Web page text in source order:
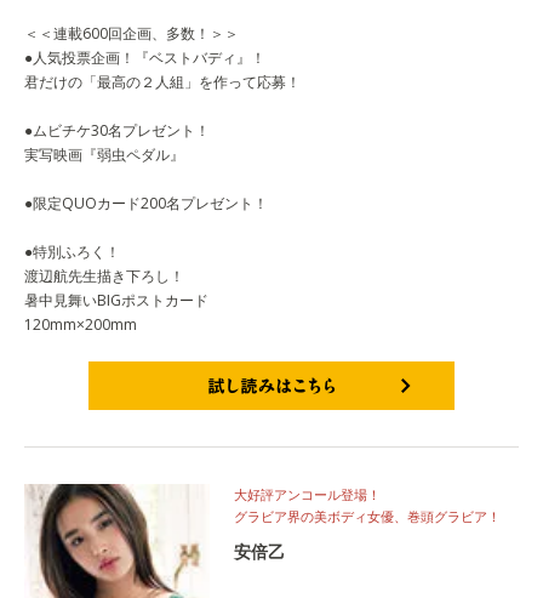
＜＜連載600回企画、多数！＞＞
●人気投票企画！『ベストバディ』！
君だけの「最高の２人組」を作って応募！
●ムビチケ30名プレゼント！
実写映画『弱虫ペダル』
●限定QUOカード200名プレゼント！
●特別ふろく！
渡辺航先生描き下ろし！
暑中見舞いBIGポストカード
120mm×200mm
大好評アンコール登場！
グラビア界の美ボディ女優、巻頭グラビア！
安倍乙